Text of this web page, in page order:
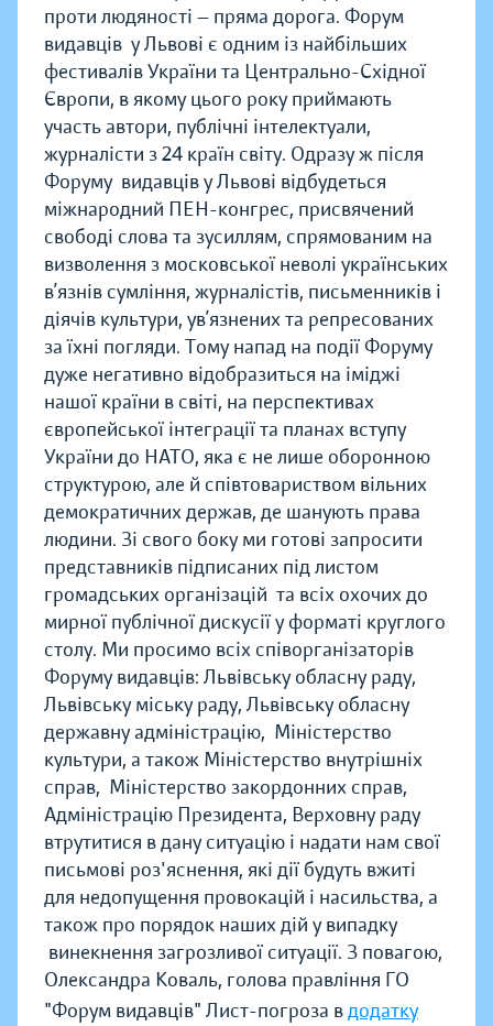
проти людяності — пряма дорога. Форум
видавців у Львові є одним із найбільших
фестивалів України та Центрально-Східної
Європи, в якому цього року приймають
участь автори, публічні інтелектуали,
журналісти з 24 країн світу. Одразу ж після
Форуму видавців у Львові відбудеться
міжнародний ПЕН-конгрес, присвячений
свободі слова та зусиллям, спрямованим на
визволення з московської неволі українських
в’язнів сумління, журналістів, письменників і
діячів культури, ув’язнених та репресованих
за їхні погляди. Тому напад на події Форуму
дуже негативно відобразиться на іміджі
нашої країни в світі, на перспективах
європейської інтеграції та планах вступу
України до НАТО, яка є не лише оборонною
структурою, але й співтовариством вільних
демократичних держав, де шанують права
людини. Зі свого боку ми готові запросити
представників підписаних під листом
громадських організацій та всіх охочих до
мирної публічної дискусії у форматі круглого
столу. Ми просимо всіх співорганізаторів
Форуму видавців: Львівську обласну раду,
Львівську міську раду, Львівську обласну
державну адміністрацію, Міністерство
культури, а також Міністерство внутрішніх
справ, Міністерство закордонних справ,
Адміністрацію Президента, Верховну раду
втрутитися в дану ситуацію і надати нам свої
письмові роз'яснення, які дії будуть вжиті
для недопущення провокацій і насильства, а
також про порядок наших дій у випадку
винекнення загрозливої ситуації. З повагою,
Олександра Коваль, голова правління ГО
"Форум видавців" Лист-погроза вдодатку